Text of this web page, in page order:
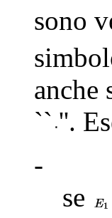
sono
anche
`` ''.
-
se